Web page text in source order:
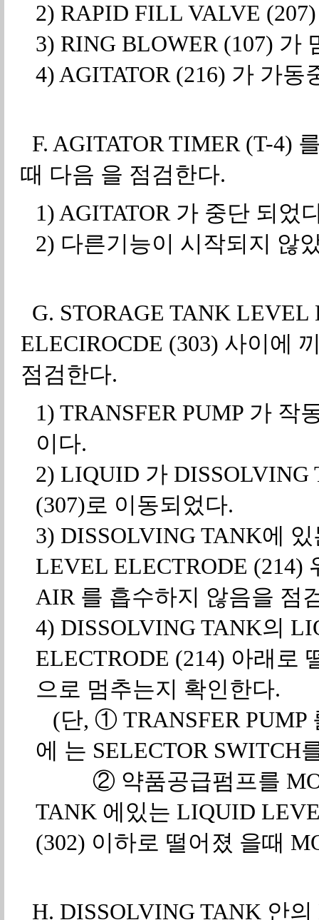
2) RAPID FILL VALVE
3) RING BLOWER (107) 가
4) AGITATOR (216) 가 가동
F. AGITATOR TIMER (T-4)
때 다음 을 점검한다.
1) AGITATOR 가 중단 되었
2) 다른기능이 시작되지 않
G. STORAGE TANK LEVEL
ELECIROCDE (303) 사이에
점검한다.
1) TRANSFER PUMP 가
이다.
2) LIQUID 가 DISSOLVING
(307)로 이동되었다.
3) DISSOLVING TANK에
LEVEL ELECTRODE (214)
AIR 를 흡수하지 않음을 점
4) DISSOLVING TANK의
ELECTRODE (214) 아래로
으로 멈추는지 확인한다.
(단, ① TRANSFER PUMP
에 는 SELECTOR
② 약품공급펌프를
TANK 에있는 LIQUID
(302) 이하로 떨어졌 을때
H. DISSOLVING TANK 안